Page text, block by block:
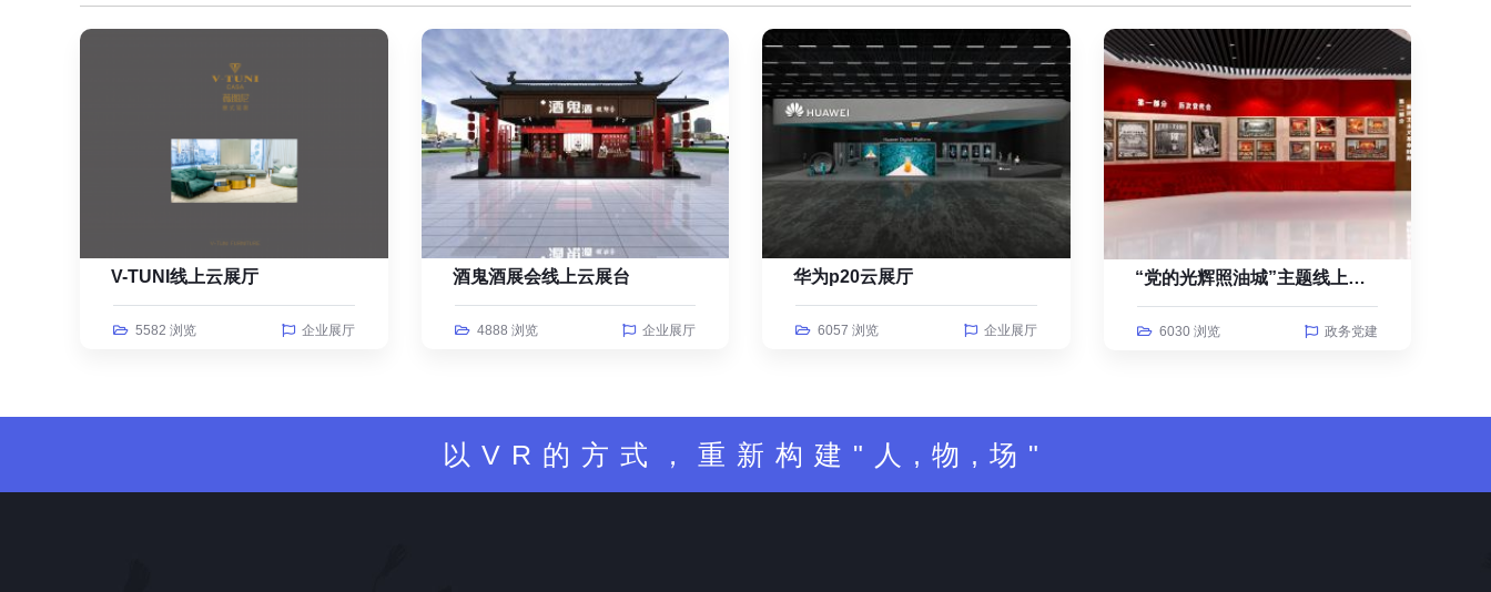
V-TUNI线上云展厅
5582 浏览 企业展厅
酒鬼酒展会线上云展台
4888 浏览 企业展厅
华为p20云展厅
6057 浏览 企业展厅
“党的光辉照油城”主题线上云展览
6030 浏览 政务党建
以VR的方式，重新构建"人,物,场"